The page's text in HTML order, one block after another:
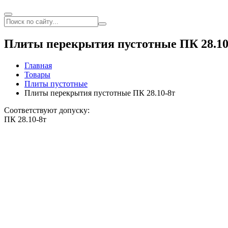
Плиты перекрытия пустотные ПК
Главная
Товары
Плиты пустотные
Плиты перекрытия пустотные ПК 28.10-8т
Соответствуют допуску:
ПК 28.10-8т